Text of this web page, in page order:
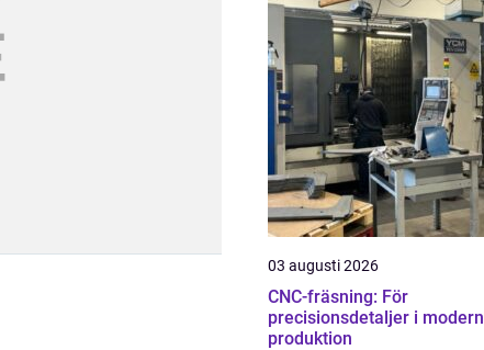
03 augusti 2026
CNC-fräsning: För
precisionsdetaljer i modern
produktion